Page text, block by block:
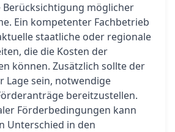
möglicher
Ein kompetenter Fachbetrieb
staatliche oder regionale
die die Kosten der
können. Zusätzlich sollte der
Lage sein, notwendige
bereitzustellen.
Förderbedingungen kann
Unterschied in den